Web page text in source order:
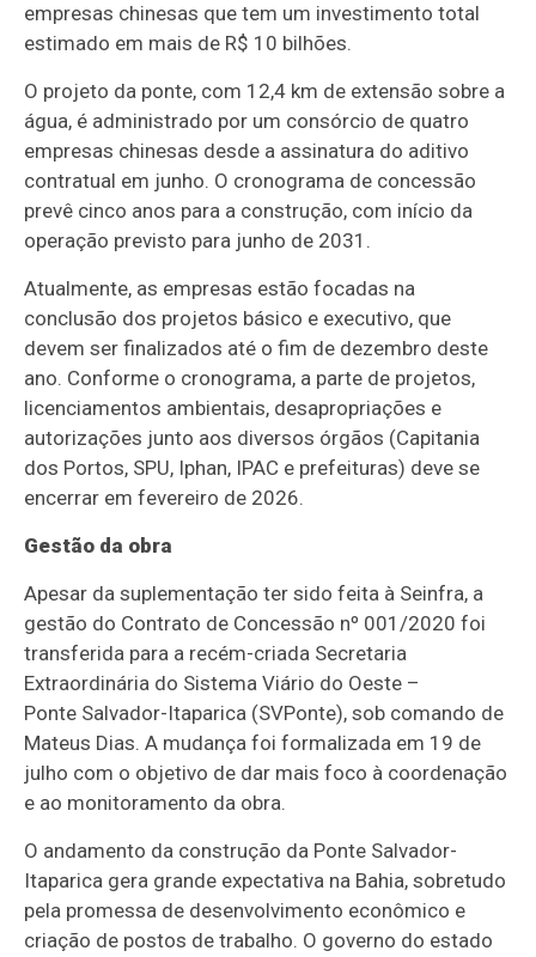
empresas chinesas que tem um investimento total
estimado em mais de R$ 10 bilhões.
O projeto da ponte, com 12,4 km de extensão sobre a
água, é administrado por um consórcio de quatro
empresas chinesas desde a assinatura do aditivo
contratual em junho. O cronograma de concessão
prevê cinco anos para a construção, com início da
operação previsto para junho de 2031.
Atualmente, as empresas estão focadas na
conclusão dos projetos básico e executivo, que
devem ser finalizados até o fim de dezembro deste
ano. Conforme o cronograma, a parte de projetos,
licenciamentos ambientais, desapropriações e
autorizações junto aos diversos órgãos (Capitania
dos Portos, SPU, Iphan, IPAC e prefeituras) deve se
encerrar em fevereiro de 2026.
Gestão da obra
Apesar da suplementação ter sido feita à Seinfra, a
gestão do Contrato de Concessão nº 001/2020 foi
transferida para a recém-criada Secretaria
Extraordinária do Sistema Viário do Oeste –
Ponte Salvador-Itaparica (SVPonte), sob comando de
Mateus Dias. A mudança foi formalizada em 19 de
julho com o objetivo de dar mais foco à coordenação
e ao monitoramento da obra.
O andamento da construção da Ponte Salvador-
Itaparica gera grande expectativa na Bahia, sobretudo
pela promessa de desenvolvimento econômico e
criação de postos de trabalho. O governo do estado